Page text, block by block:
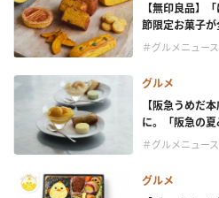
【無印良品】
節限定お菓子が
＃グルメニュース
グルメ
【阪急うめだ
に。「阪急の夏
＃グルメニュース
グルメ